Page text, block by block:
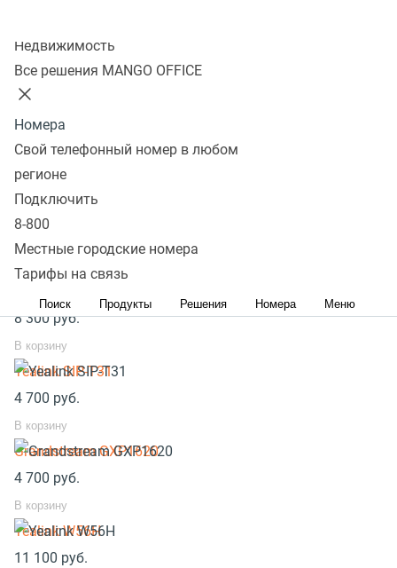
Недвижимость
Все решения MANGO OFFICE
Номера
Свой телефонный номер в любом
регионе
Подключить
8-800
Местные городские номера
Тарифы на связь
Поиск Продукты Решения Номера Меню
Шаг 1. Menu --> Config --> Factory Reset --> Ok.
Шаг 2. Телефон перезагрузиться и будет готов к
настройке.
Популярное оборудование
SIP телефоны беспроводные
8 300руб.
В корзину
Yealink SIP-T31
4 700 руб.
В корзину
Grandstream GXP1620
4 700 руб.
В корзину
Yealink W56H
11 100 руб.